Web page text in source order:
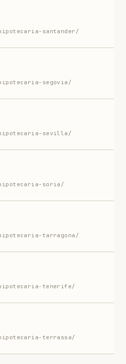
santander/
segovia/
hipotecaria-sevilla/
soria/
tarragona/
tenerife/
terrassa/